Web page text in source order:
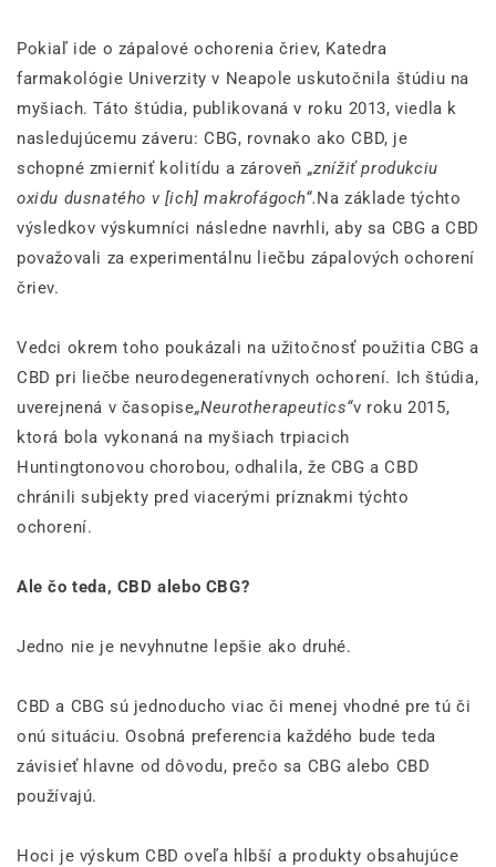
Pokiaľ ide o zápalové ochorenia čriev, Katedra
farmakológie Univerzity v Neapole uskutočnila štúdiu na
myšiach. Táto štúdia, publikovaná v roku 2013, viedla k
nasledujúcemu záveru: CBG, rovnako ako CBD, je
schopné zmierniť kolitídu a zároveň „znížiť produkciu
oxidu dusnatého v [ich] makrofágoch“.Na základe týchto
výsledkov výskumníci následne navrhli, aby sa CBG a CBD
považovali za experimentálnu liečbu zápalových ochorení
čriev.
Vedci okrem toho poukázali na užitočnosť použitia CBG a
CBD pri liečbe neurodegeneratívnych ochorení. Ich štúdia,
uverejnená v časopise„Neurotherapeutics“v roku 2015,
ktorá bola vykonaná na myšiach trpiacich
Huntingtonovou chorobou, odhalila, že CBG a CBD
chránili subjekty pred viacerými príznakmi týchto
ochorení.
Ale čo teda, CBD alebo CBG?
Jedno nie je nevyhnutne lepšie ako druhé.
CBD a CBG sú jednoducho viac či menej vhodné pre tú či
onú situáciu. Osobná preferencia každého bude teda
závisieť hlavne od dôvodu, prečo sa CBG alebo CBD
používajú.
Hoci je výskum CBD oveľa hlbší a produkty obsahujúce